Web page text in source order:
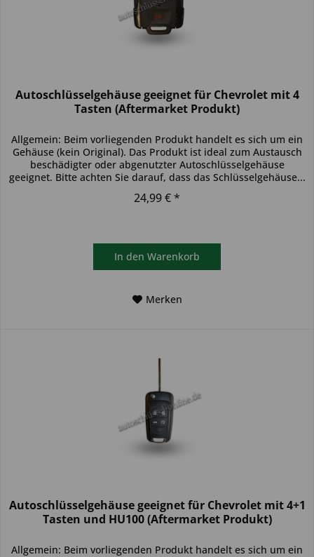
Autoschlüsselgehäuse geeignet für Chevrolet mit 4
Tasten (Aftermarket Produkt)
Allgemein: Beim vorliegenden Produkt handelt es sich um ein
Gehäuse (kein Original). Das Produkt ist ideal zum Austausch
beschädigter oder abgenutzter Autoschlüsselgehäuse
geeignet. Bitte achten Sie darauf, dass das Schlüsselgehäuse...
24,99 € *
In den Warenkorb
Merken
Autoschlüsselgehäuse geeignet für Chevrolet mit 4+1
Tasten und HU100 (Aftermarket Produkt)
Allgemein: Beim vorliegenden Produkt handelt es sich um ein